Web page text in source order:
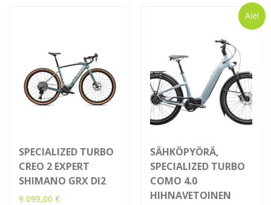
SPECIALIZED TURBO
CREO 2 EXPERT
SHIMANO GRX DI2
9 099,00 €
Ale!
SÄHKÖPYÖRÄ,
SPECIALIZED TURBO
COMO 4.0
HIHNAVETOINEN